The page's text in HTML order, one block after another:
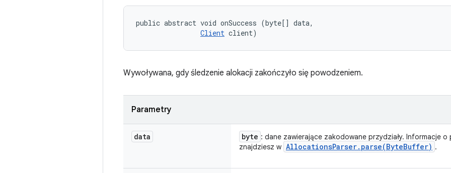
public abstract void onSuccess (byte[] data,
Client client)
Wywoływana, gdy śledzenie alokacji zakończyło się powodzeniem.
Parametry
data byte : dane zawierające zakodowane przydziały. Informacje
znajdziesz w AllocationsParser. parse(ByteBuffer) .